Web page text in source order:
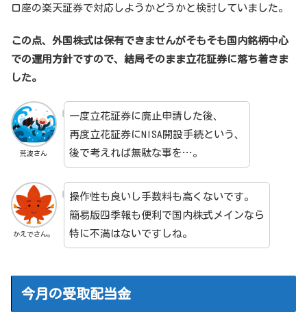
口座の楽天証券で対応しようかどうかと検討していました。
この点、外国株式は保有できませんがそもそも国内銘柄中心
での運用方針ですので、結局そのまま立花証券に落ち着きま
した。
荒波さん
一度立花証券に廃止申請した後、
再度立花証券にNISA開設手続という、
後で考えれば無駄な事を…。
かえでさん。
操作性も良いし手数料も高くないです。
簡易版四季報も便利で国内株式メインなら
特に不満はないですしね。
今月の受取配当金